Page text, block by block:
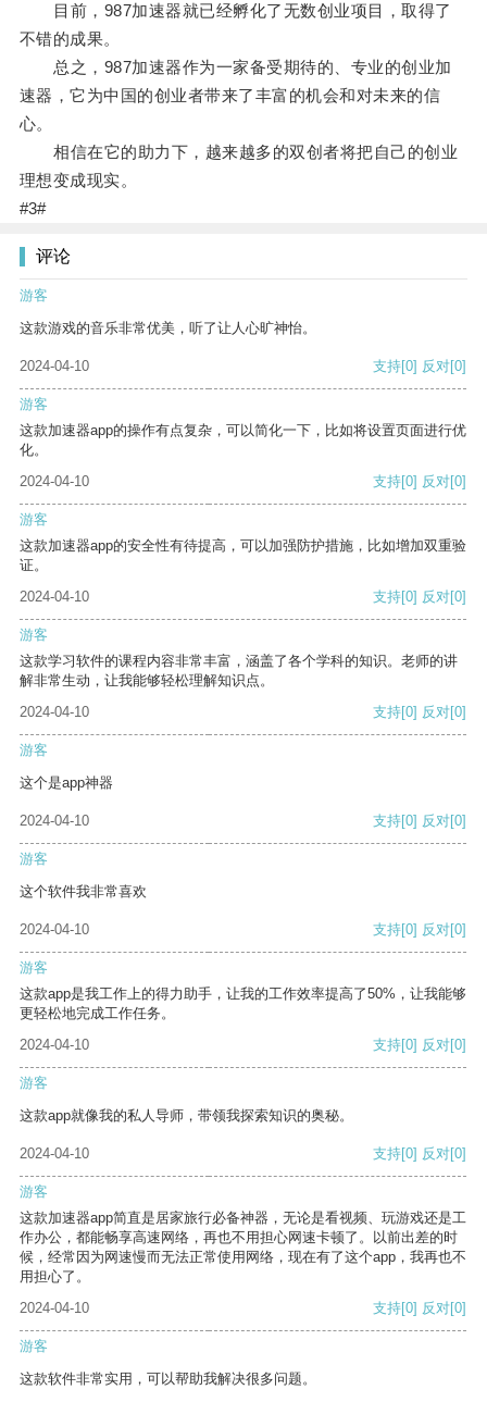
目前，987加速器就已经孵化了无数创业项目，取得了
不错的成果。
总之，987加速器作为一家备受期待的、专业的创业加
速器，它为中国的创业者带来了丰富的机会和对未来的信
心。
相信在它的助力下，越来越多的双创者将把自己的创业
理想变成现实。
#3#
评论
游客
这款游戏的音乐非常优美，听了让人心旷神怡。
2024-04-10 支持[0] 反对[0]
游客
这款加速器app的操作有点复杂，可以简化一下，比如将设置页面进行优
化。
2024-04-10
支持[0] 反对[0]
游客
这款加速器app的安全性有待提高，可以加强防护措施，比如增加双重验
证。
2024-04-10
支持[0] 反对[0]
游客
这款学习软件的课程内容非常丰富，涵盖了各个学科的知识。老师的讲
解非常生动，让我能够轻松理解知识点。
2024-04-10
支持[0] 反对[0]
游客
这个是app神器
2024-04-10 支持[0] 反对[0]
游客
这个软件我非常喜欢
2024-04-10 支持[0] 反对[0]
游客
这款app是我工作上的得力助手，让我的工作效率提高了50%，让我能够
更轻松地完成工作任务。
2024-04-10
支持[0] 反对[0]
游客
这款app就像我的私人导师，带领我探索知识的奥秘。
2024-04-10 支持[0] 反对[0]
游客
这款加速器app简直是居家旅行必备神器，无论是看视频、玩游戏还是工
作办公，都能畅享高速网络，再也不用担心网速卡顿了。以前出差的时
候，经常因为网速慢而无法正常使用网络，现在有了这个app，我再也不
用担心了。
2024-04-10
支持[0] 反对[0]
游客
这款软件非常实用，可以帮助我解决很多问题。